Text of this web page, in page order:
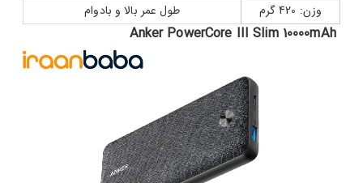
وزن: 420 گرم
طول عمر بالا و بادوام
Anker PowerCore III Slim 10000mAh